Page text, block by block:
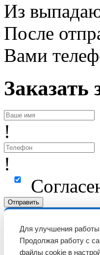
Из
После
Вами
Заказать
!
!
Отправить
Для улучшения
Продолжая работу с
файлы cookie в